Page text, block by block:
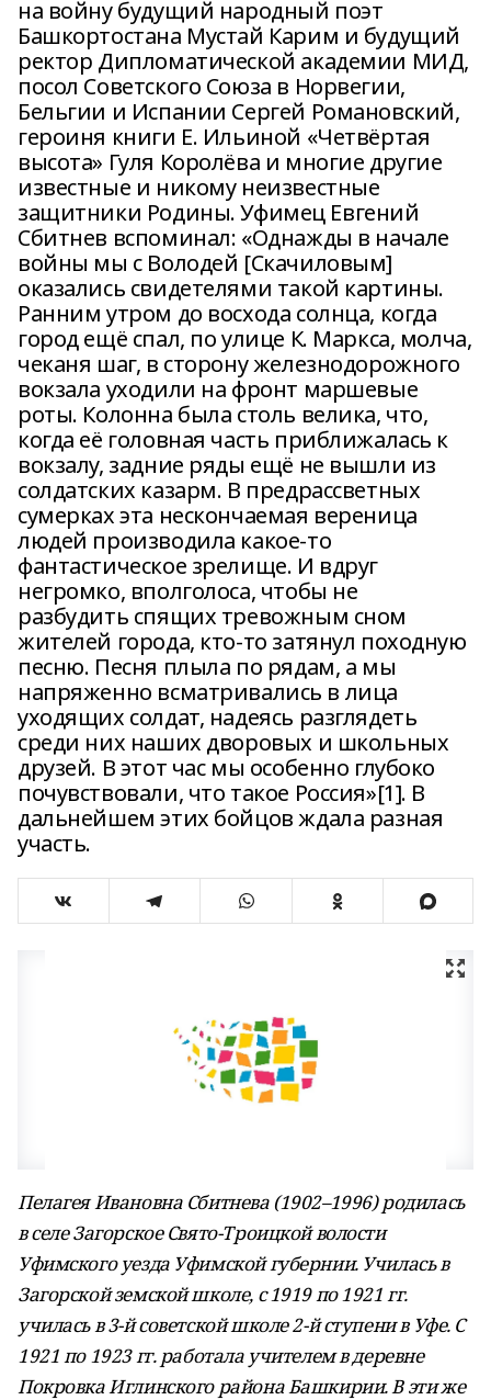
на войну будущий народный поэт
Башкортостана Мустай Карим и будущий
ректор Дипломатической академии МИД,
посол Советского Союза в Норвегии,
Бельгии и Испании Сергей Романовский,
героиня книги Е. Ильиной «Четвёртая
высота» Гуля Королёва и многие другие
известные и никому неизвестные
защитники Родины. Уфимец Евгений
Сбитнев вспоминал: «Однажды в начале
войны мы с Володей [Скачиловым]
оказались свидетелями такой картины.
Ранним утром до восхода солнца, когда
город ещё спал, по улице К. Маркса, молча,
чеканя шаг, в сторону железнодорожного
вокзала уходили на фронт маршевые
роты. Колонна была столь велика, что,
когда её головная часть приближалась к
вокзалу, задние ряды ещё не вышли из
солдатских казарм. В предрассветных
сумерках эта нескончаемая вереница
людей производила какое-то
фантастическое зрелище. И вдруг
негромко, вполголоса, чтобы не
разбудить спящих тревожным сном
жителей города, кто-то затянул походную
песню. Песня плыла по рядам, а мы
напряженно всматривались в лица
уходящих солдат, надеясь разглядеть
среди них наших дворовых и школьных
друзей. В этот час мы особенно глубоко
почувствовали, что такое Россия»[1]. В
дальнейшем этих бойцов ждала разная
участь.
Пелагея Ивановна Сбитнева (1902–1996) родилась
в селе Загорское Свято-Троицкой волости
Уфимского уезда Уфимской губернии. Училась в
Загорской земской школе, с 1919 по 1921 гг.
училась в 3-й советской школе 2-й ступени в Уфе. С
1921 по 1923 гг. работала учителем в деревне
Покровка Иглинского района Башкирии. В эти же